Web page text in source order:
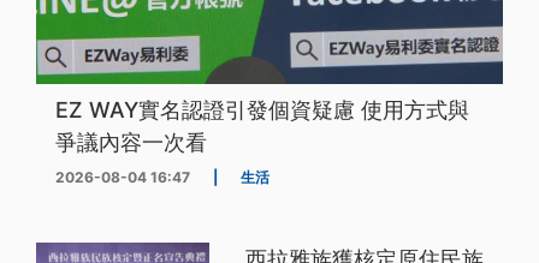
EZ WAY實名認證引發個資疑慮 使用方式與
爭議內容一次看
2026-08-04 16:47 生活